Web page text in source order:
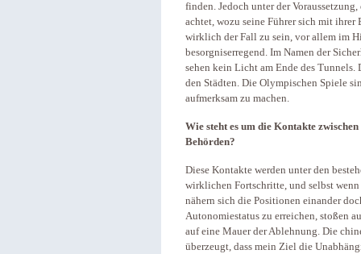
finden. Jedoch unter der
achtet, wozu seine Führer sich mit
wirklich der Fall zu sein, vor allem im
besorgniserregend. Im Namen der
sehen kein Licht am Ende des Tunnels.
den Städten. Die Olympischen Spiele
aufmerksam zu machen.
Wie steht es um die Kontakte
Behörden?
Diese Kontakte werden unter den
wirklichen Fortschritte, und selbst
nähern sich die Positionen einander
Autonomiestatus zu erreichen, stoßen
auf eine Mauer der Ablehnung. Die
überzeugt, dass mein Ziel die